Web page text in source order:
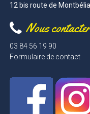
12 bis route de
Nous contacter
03 84 56 19 90
Formulaire de contact